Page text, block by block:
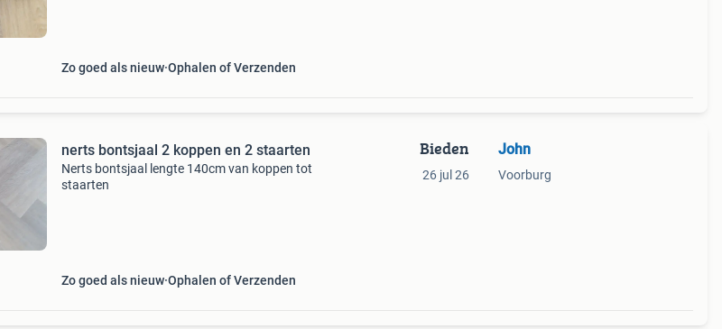
Zo goed als nieuw Ophalen of Verzenden
nerts bontsjaal 2 koppen en 2 staarten
Nerts bontsjaal lengte 140cm van koppen tot
staarten
Zo goed als nieuw Ophalen of Verzenden
Bieden
26 jul 26
John
Voorburg